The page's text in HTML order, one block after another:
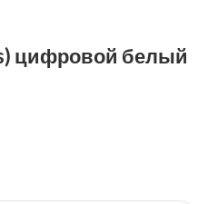
цифровой белый